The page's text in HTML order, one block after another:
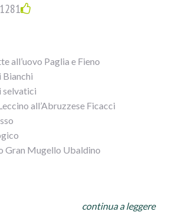
all’uovo Paglia e Fieno
Bianchi
selvatici
all’Abruzzese Ficacci
Gran Mugello Ubaldino
rosso, lasciare a fuoco vivace pochi
continua a leggere